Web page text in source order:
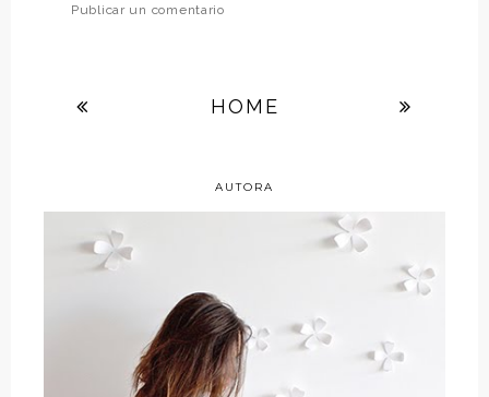
Publicar un comentario
HOME
AUTORA